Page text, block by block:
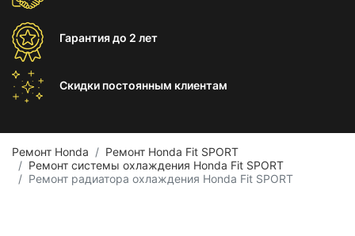
Гарантиядо 2 лет
Скидки постоянным клиентам
Ремонт Honda
Ремонт Honda Fit SPORT
Ремонт системы охлаждения Honda Fit SPORT
Ремонт радиатора охлаждения Honda Fit SPORT